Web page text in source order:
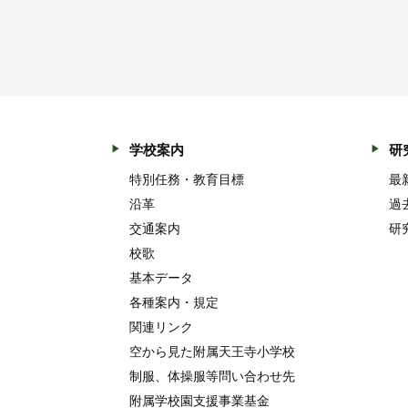
学校案内
特別任務・教育目標
沿革
交通案内
校歌
基本データ
各種案内・規定
関連リンク
空から見た附属天王寺小学校
制服、体操服等問い合わせ先
附属学校園支援事業基金
研
最
過
研